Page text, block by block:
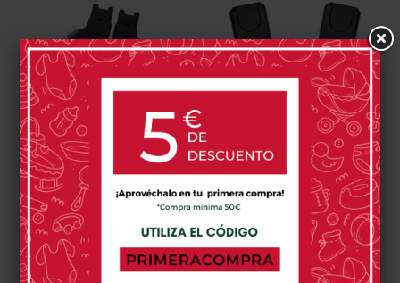
Adaptadores Superiores
Uppababy Vista
30,00 €
Inglesina Electa
Adaptadores Grupo 0
35,00 €